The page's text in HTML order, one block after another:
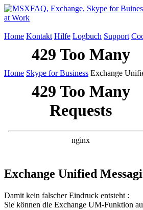
Home Kontakt Hilfe Logbuch Support
Home Skype for Business Exchange
Exchange Unified
Damit kein falscher Eindruck entsteht :
Sie können die Exchange UM-Funktion